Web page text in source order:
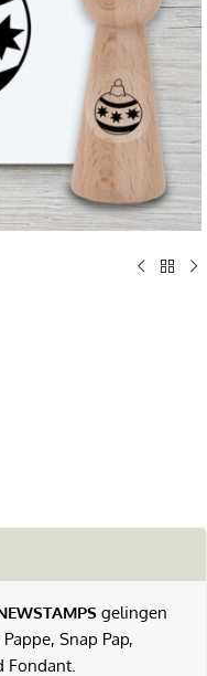
gelingen
Snap Pap,
Fondant.